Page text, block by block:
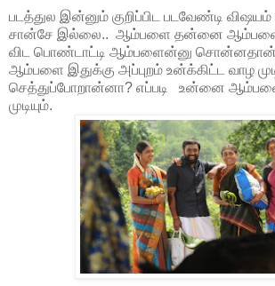
படத்துல இன்னும் குறிப்பிட படவேண்டி
சான்சே இல்லை.. ஆம்பளை தன்னை
விட பொண்டாட்டி ஆம்பளைன்னு
ஆம்பளை இதுக்கு அப்புறம் உன்க்கிட்ட வாழ
செத்துப்போறான்னா? எப்படி உன்னை
முடியும்.